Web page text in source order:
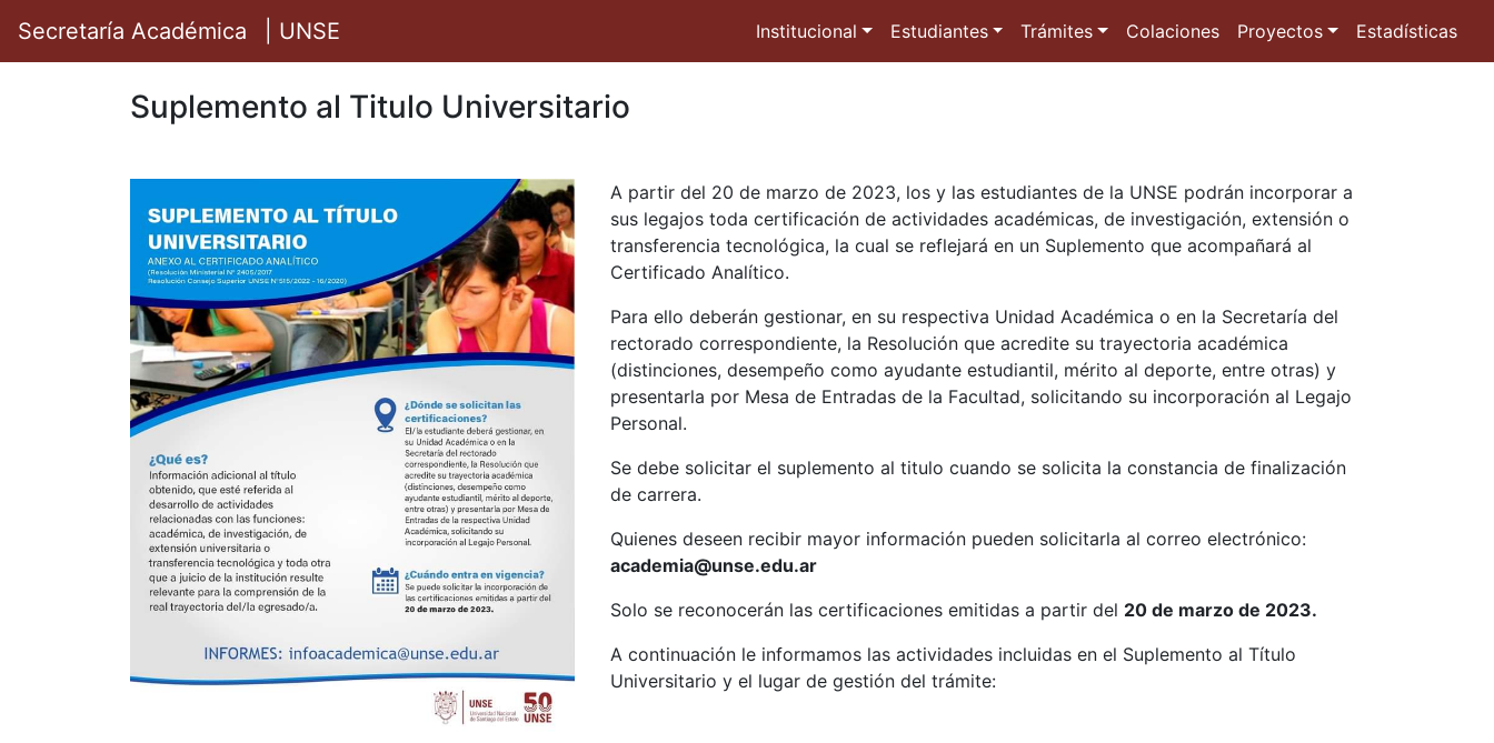
Secretaría Académica | UNSE Institucional Estudiantes Trámites Colaciones Proyectos Estadísticas
Suplemento al Titulo Universitario
A partir del 20 de marzo de 2023, los y las estudiantes de la UNSE podrán incorporar a
sus legajos toda certificación de actividades académicas, de investigación, extensión o
transferencia tecnológica, la cual se reflejará en un Suplemento que acompañará al
Certificado Analítico.
Para ello deberán gestionar, en su respectiva Unidad Académica o en la Secretaría del
rectorado correspondiente, la Resolución que acredite su trayectoria académica
(distinciones, desempeño como ayudante estudiantil, mérito al deporte, entre otras) y
presentarla por Mesa de Entradas de la Facultad, solicitando su incorporación al Legajo
Personal.
Se debe solicitar el suplemento al titulo cuando se solicita la constancia de finalización
de carrera.
Quienes deseen recibir mayor información pueden solicitarla al correo electrónico:
academia@unse.edu.ar
Solo se reconocerán las certificaciones emitidas a partir del 20 de marzo de 2023.
A continuación le informamos las actividades incluidas en el Suplemento al Título
Universitario y el lugar de gestión del trámite: